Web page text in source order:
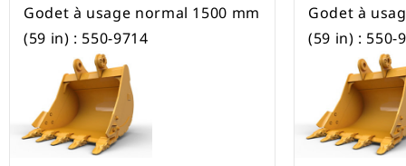
Godet à usage normal 1500 mm
(59 in) : 550-9714
Godet à
(59 in) : 550-